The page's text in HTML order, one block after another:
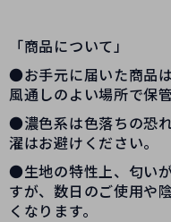
「商品について」
●お手元に届いた商品
風通しのよい場所で保
●濃色系は色落ちの恐
濯はお避けください。
●生地の特性上、匂い
すが、数日のご使用や
くなります。